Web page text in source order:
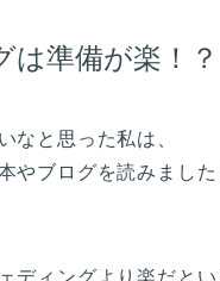
は準備が楽！？
なと思った私は、
やブログを読みました
ディングより楽だとい